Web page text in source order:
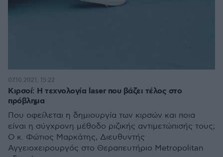
Κιρσοί: Η τεχνολογία laser που βάζει τέλος στο
πρόβλημα
Που οφείλεται η δημιουργία των κιρσών και ποια
είναι η σύγχρονη μέθοδο ριζικής αντιμετώπισής τους;
O κ. Φώτιος Μαρκάτης, Διευθυντής
Αγγειοχειρουργός στο Θεραπευτήριο Metropolitan
07.10.2021, 15:22